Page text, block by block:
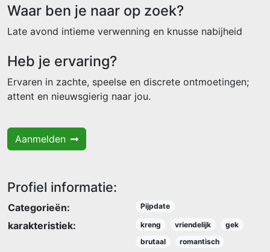
Waar ben je naar op zoek?
Late avond intieme verwenning en knusse nabijheid
Heb je ervaring?
Ervaren in zachte, speelse en discrete ontmoetingen;
attent en nieuwsgierig naar jou.
Aanmelden
Profiel informatie:
Categorieën: Pijpdate
karakteristiek: kreng vriendelijk
gek
brutaal
romantisch